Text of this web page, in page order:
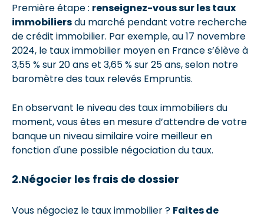
Première étape : renseignez-vous sur les taux
immobiliersdu marché pendant votre recherche
de crédit immobilier. Par exemple, au 17 novembre
2024, le taux immobilier moyen en France s’élève à
3,55 % sur 20 ans et 3,65 % sur 25 ans, selon notre
baromètre des taux relevés Empruntis.
En observant le niveau des taux immobiliers du
moment, vous êtes en mesure d’attendre de votre
banque un niveau similaire voire meilleur en
fonction d'une possible négociation du taux.
2.Négocier les frais de dossier
Vous négociez le taux immobilier ? Faites de